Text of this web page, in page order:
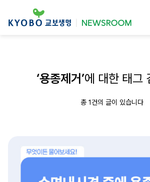
‘용종제거’에 대한 태그
총 1건의 글이 있습니다